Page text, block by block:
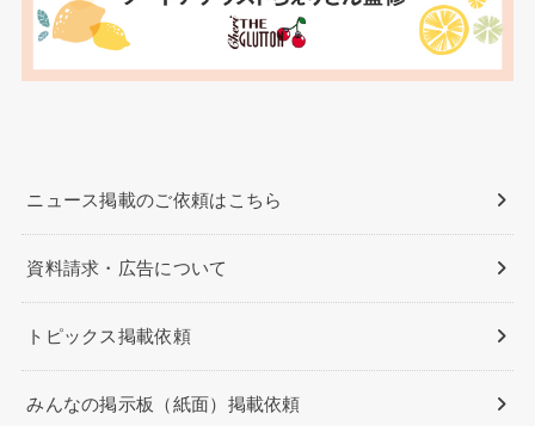
ニュース掲載のご依頼はこちら
資料請求・広告について
トピックス掲載依頼
みんなの掲示板（紙面）掲載依頼